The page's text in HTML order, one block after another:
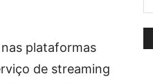
plataformas
de streaming